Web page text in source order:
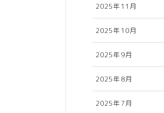
2025年11月
2025年10月
2025年9月
2025年8月
2025年7月